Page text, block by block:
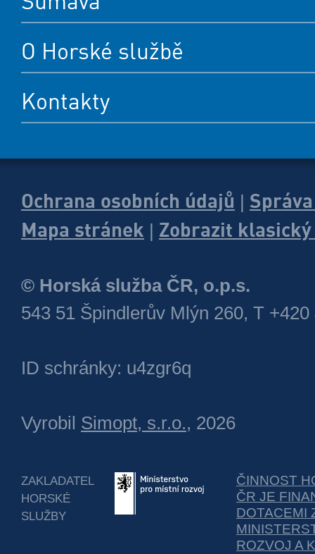
O Horské službě
Kontakty
Ochrana osobních údajů
Mapa stránek
Zobrazit
© Horská služba ČR, o.p.s.
543 51 Špindlerův Mlýn 260, T +420
ID schránky: u4zgr6q
Vyrobil Simopt, s.r.o., 2026
ZAKLADATEL
HORSKÉ
SLUŽBY
ČINNOST
ČR JE
DOTACEMI
ROZVOJ A